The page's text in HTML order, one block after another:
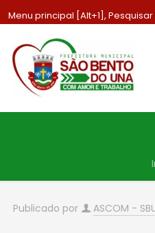
Menu principal [Alt+1],
Publicado por ASCOM -